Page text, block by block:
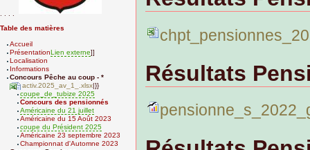
Table des matières
Accueil
PrésentationLien externe]]
Localisation
Informations
Concours Pêche au coup - *
activ.2025_av_1_.xlsx |}}
coupe_de_tubize 2025
Concours des pensionnés
Américaine du 21 juillet
Américaine du 15 Août 2023
coupe du Président 2025
Américaine 23 septembre 2023
Championnat d'Automne 2023
Résultats